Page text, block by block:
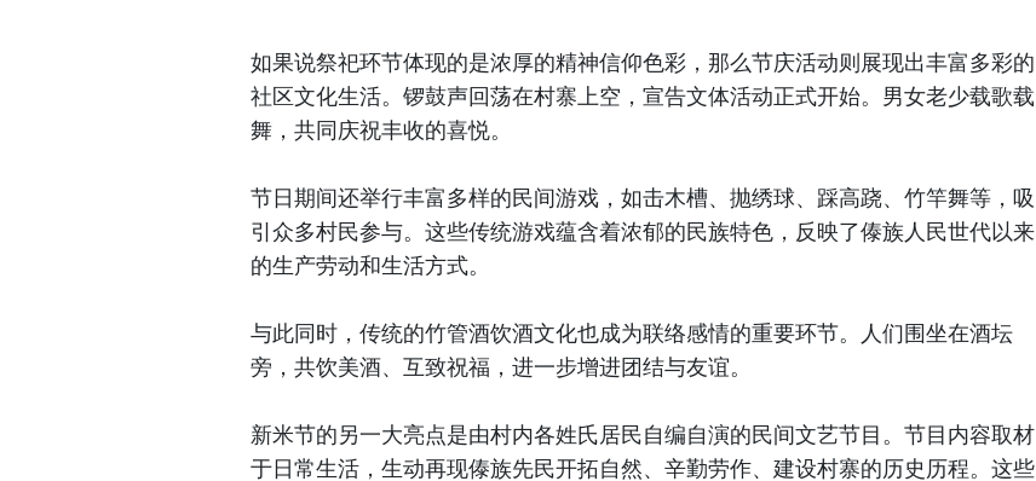
如果说祭祀环节体现的是浓厚的精神信仰色彩，那么节庆活动则展现出丰富多彩的
社区文化生活。锣鼓声回荡在村寨上空，宣告文体活动正式开始。男女老少载歌载
舞，共同庆祝丰收的喜悦。
节日期间还举行丰富多样的民间游戏，如击木槽、抛绣球、踩高跷、竹竿舞等，吸
引众多村民参与。这些传统游戏蕴含着浓郁的民族特色，反映了傣族人民世代以来
的生产劳动和生活方式。
与此同时，传统的竹管酒饮酒文化也成为联络感情的重要环节。人们围坐在酒坛
旁，共饮美酒、互致祝福，进一步增进团结与友谊。
新米节的另一大亮点是由村内各姓氏居民自编自演的民间文艺节目。节目内容取材
于日常生活，生动再现傣族先民开拓自然、辛勤劳作、建设村寨的历史历程。这些